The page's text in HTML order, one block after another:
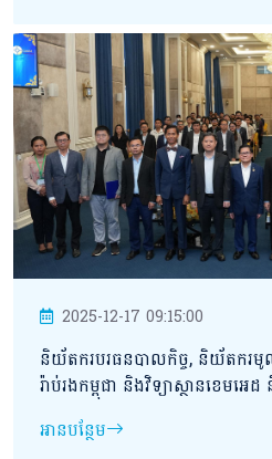
2025-12-17 09:15:00
និយ័តករបរធនបាលកិច្ច, និយ័តករមូ
រ៉ាប់រងកម្ពុជា និងវិទ្យាស្ថានខេមអ
ហ៊ុន ស្ត្រងហូល ត្រាសធី ឯ.ក បានសហ
សាលាស្តីពី “ច្បាប់ក្ស័យធន” នៅទីស្តីកា
អានបន្ថែម